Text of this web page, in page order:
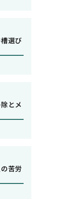
選び
とメ
苦労